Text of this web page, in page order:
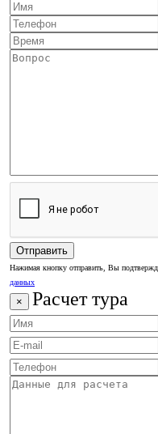
Нажимая кнопку отправить, Вы
данных
× Расчет тура